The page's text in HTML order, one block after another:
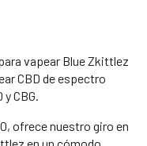
vapear Blue Zkittlez
CBD de espectro
CBG.
ofrece nuestro giro en